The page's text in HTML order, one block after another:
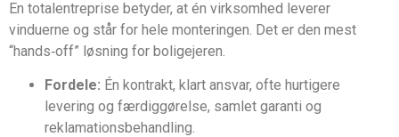
En totalentreprise betyder, at én virksomhed leverer
vinduerne og står for hele monteringen. Det er den mest
“hands‑off” løsning for boligejeren.
Fordele: Én kontrakt, klart ansvar, ofte hurtigere
levering og færdiggørelse, samlet garanti og
reklamationsbehandling.